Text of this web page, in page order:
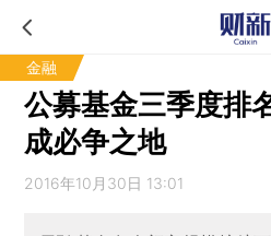
金融
公募基金三季度排
成必争之地
2016年10月30日 13:01